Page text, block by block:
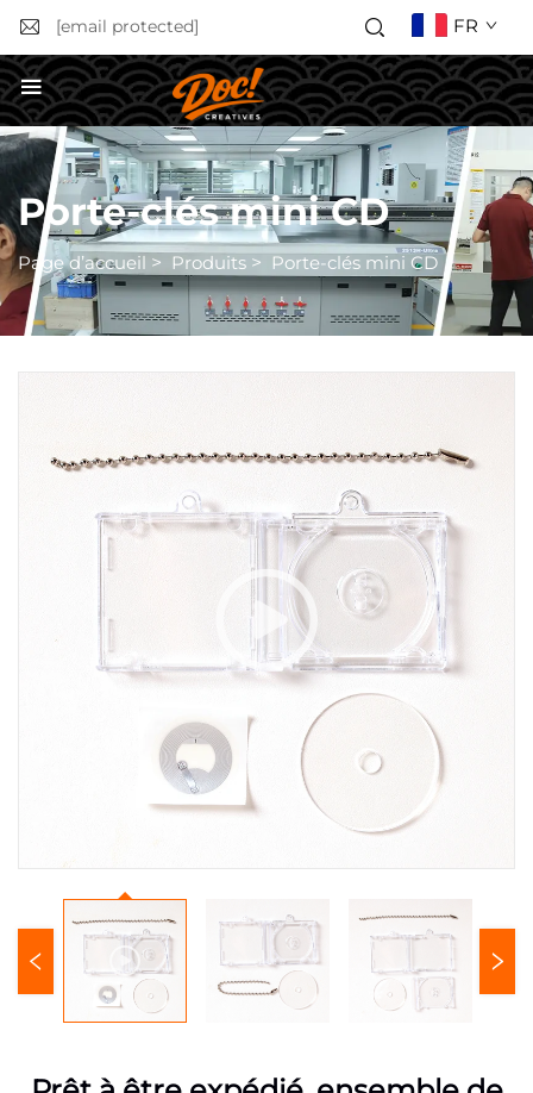
[email protected] FR
Obtenir un devis
Porte-clés mini CD
Page d’accueil > Produits > Porte-clés mini CD